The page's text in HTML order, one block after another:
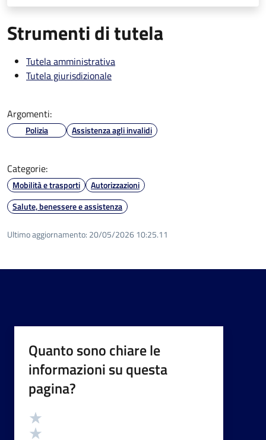
Strumenti di tutela
Tutela amministrativa
Tutela giurisdizionale
Argomenti:
Polizia Assistenza agli invalidi
Categorie:
Mobilità e trasporti
Autorizzazioni
Salute, benessere e assistenza
Ultimo aggiornamento: 20/05/2026 10:25.11
Quanto sono chiare le
informazioni su questa
pagina?
Valutazione